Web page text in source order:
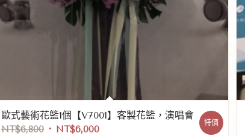
歐式藝術花籃1個【V7001】客製花籃，演唱會
NT$6,800 NT$6,000
特價